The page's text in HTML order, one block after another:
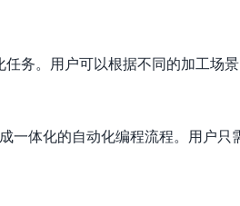
务。用户可以根据不同的加工场
一体化的自动化编程流程。用户只